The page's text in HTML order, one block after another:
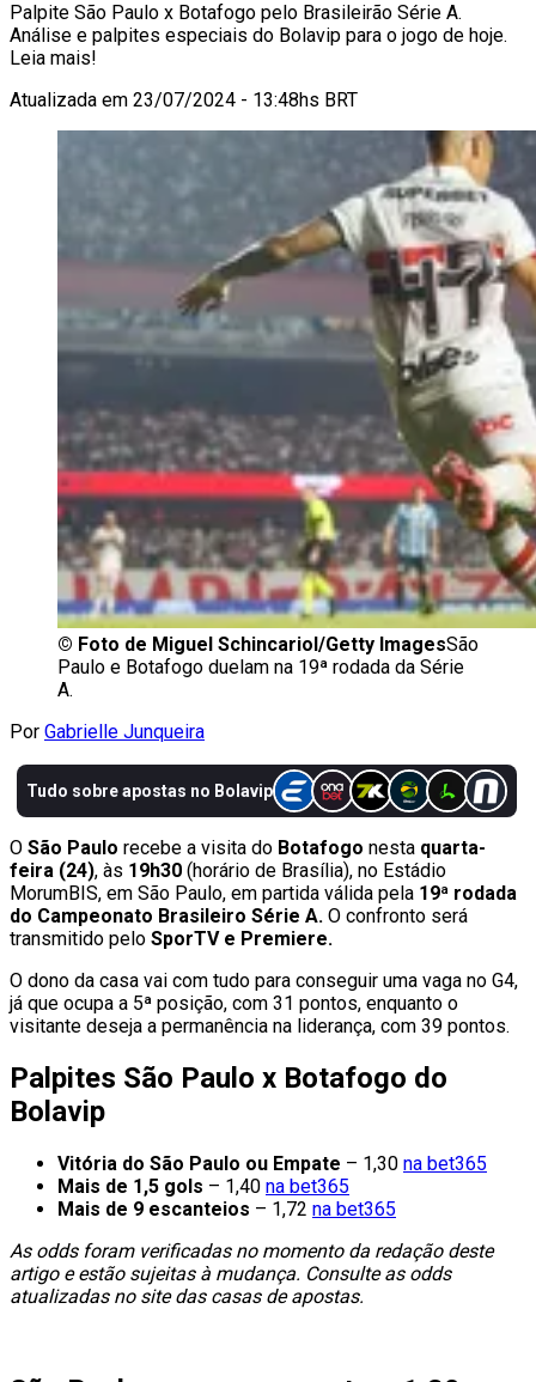
Palpite São Paulo x Botafogo pelo Brasileirão Série A.
Análise e palpites especiais do Bolavip para o jogo de hoje.
Leia mais!
Atualizada em 23/07/2024 - 13:48hs BRT
© Foto de Miguel Schincariol/Getty ImagesSão
Paulo e Botafogo duelam na 19ª rodada da Série
A.
Por Gabrielle Junqueira
O São Paulo recebe a visita do Botafogo nesta quarta-
feira (24), às 19h30 (horário de Brasília), no Estádio
MorumBIS, em São Paulo, em partida válida pela 19ª rodada
do Campeonato Brasileiro Série A. O confronto será
transmitido pelo SporTV e Premiere.
O dono da casa vai com tudo para conseguir uma vaga no G4,
já que ocupa a 5ª posição, com 31 pontos, enquanto o
visitante deseja a permanência na liderança, com 39 pontos.
Palpites São Paulo x Botafogo do
Bolavip
Vitória do São Paulo ou Empate – 1,30 na bet365
Mais de 1,5 gols – 1,40 na bet365
Mais de 9 escanteios – 1,72 na bet365
As odds foram verificadas no momento da redação deste
artigo e estão sujeitas à mudança. Consulte as odds
atualizadas no site das casas de apostas.